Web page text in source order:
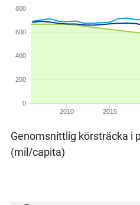
2010 2015
0
200
400
600
800
Genomsnittlig körsträcka i
(mil/capita)